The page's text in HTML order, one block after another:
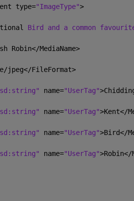
type="ImageType">
Bird and a common
Robin</MediaName>
jpeg</FileFormat>
name="UserTag"
name="UserTag">Kent</
name="UserTag">Bird</
name="UserTag">Robin</